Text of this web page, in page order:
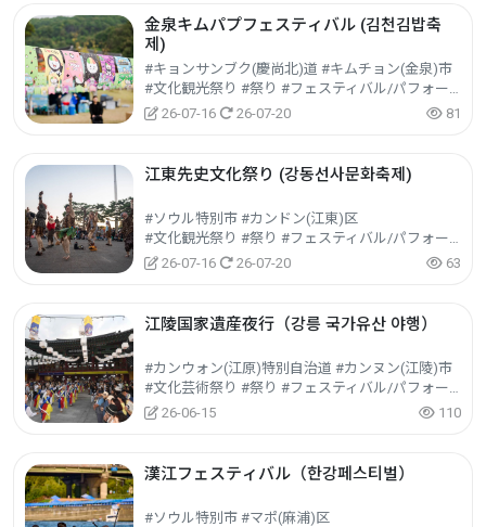
金泉キムパプフェスティバル (김천김밥축
제)
#キョンサンブク(慶尚北)道 #キムチョン(金泉)市
#文化観光祭り #祭り #フェスティバル/パフォーマンス/イベント
26-07-16
26-07-20 81
江東先史文化祭り (강동선사문화축제)
#ソウル特別市 #カンドン(江東)区
#文化観光祭り #祭り #フェスティバル/パフォーマンス/イベント
26-07-16
26-07-20 63
江陵国家遺産夜行（강릉 국가유산 야행）
#カンウォン(江原)特別自治道 #カンヌン(江陵)市
#文化芸術祭り #祭り #フェスティバル/パフォーマンス/イベント
26-06-15
110
漢江フェスティバル（한강페스티벌）
#ソウル特別市 #マポ(麻浦)区